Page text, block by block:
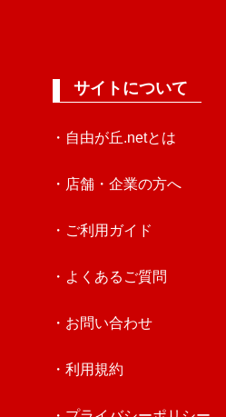
サイトについて
・自由が丘.netとは
・店舗・企業の方へ
・ご利用ガイド
・よくあるご質問
・お問い合わせ
・利用規約